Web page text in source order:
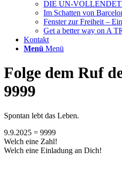
DIE UN-
Im Schatten von
Fenster zur Freiheit –
Get a better way on A
Kontakt
Menü Menü
Folge dem Ruf
9999
Spontan lebt das Leben.
9.9.2025 = 9999
Welch eine Zahl!
Welch eine Einladung an Dich!